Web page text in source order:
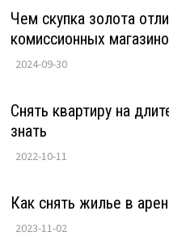
Чем скупка золота
комиссионных
2024-09-30
Снять квартиру на
знать
2022-10-11
Как снять жилье в
2023-11-02